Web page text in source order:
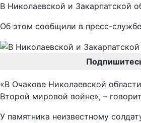
В Николаевской и Закарпатской
Об этом сообщили в пресс-
«В Очакове Николаевской
Второй мировой войне», –
У памятника неизвестному